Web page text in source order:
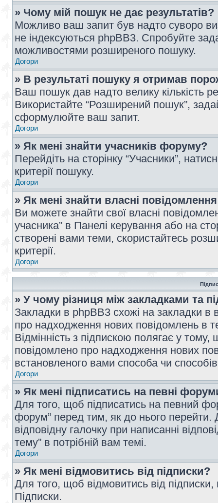
» Чому мій пошук не дає результатів?
Можливо ваш запит був надто суворо
не індексуються phpBB3. Спробуйте
можливостями розширеного пошуку.
Догори
» В результаті пошуку я отримав
Ваш пошук дав надто велику кількість
Використайте “Розширений пошук”,
сформулюйте ваш запит.
Догори
» Як мені знайти учасників форуму?
Перейдіть на сторінку “Учасники”,
критерії пошуку.
Догори
» Як мені знайти власні
Ви можете знайти свої власні
учасника” в Панелі керування або на
створені вами теми, скористайтесь
критерії.
Догори
» У чому різниця між закладками та
Закладки в phpBB3 схожі на закладки
про надходження нових повідомлень в
Відмінність з підпискою полягає у
повідомлено про надходження нових
встановленого вами способа чи
Догори
» Як мені підписатись на певні
Для того, щоб підписатись на певний
форум” перед тим, як до нього перейти.
відповідну галочку при написанні
тему” в потрібній вам темі.
Догори
» Як мені відмовитись від підписки?
Для того, щоб відмовитись від
Підписки.